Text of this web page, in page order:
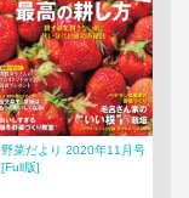
野菜だより 2020年11月号
[Full版]